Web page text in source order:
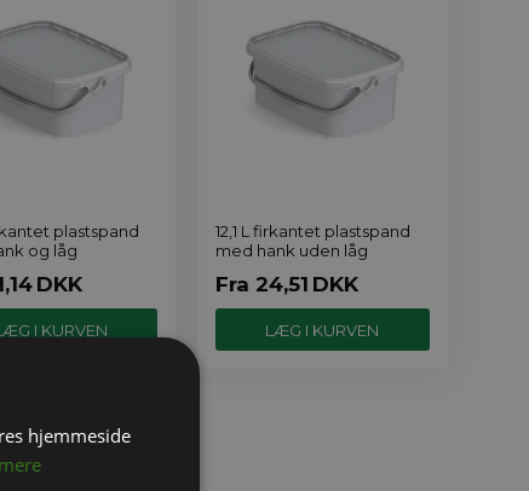
plastspand
og låg
DKK
12,1 L firkantet plastspand
med hank uden låg
Fra 24,51 DKK
hjemmeside